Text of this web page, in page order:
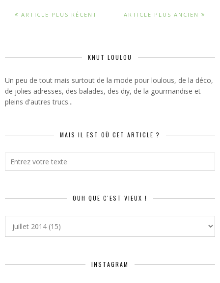
ARTICLE PLUS RÉCENT ARTICLE PLUS ANCIEN
KNUT LOULOU
Un peu de tout mais surtout de la mode pour loulous, de la déco,
de jolies adresses, des balades, des diy, de la gourmandise et
pleins d'autres trucs...
MAIS IL EST OÙ CET ARTICLE ?
OUH QUE C'EST VIEUX !
INSTAGRAM